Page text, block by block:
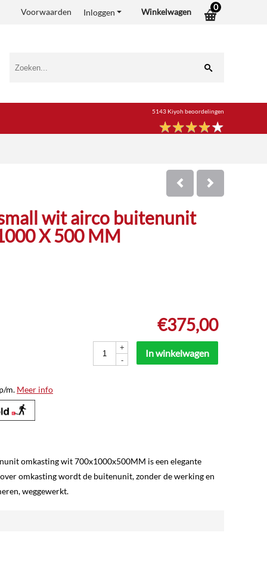
Winkelwagen 0
Inloggen
Voorwaarden
5143 Kiyoh beoordelingen
★★★★★
★★★★★
wit airco buitenunit
X 500 MM
€375,00
+
-
In winkelwagen
p/m. Meer info
omkasting wit 700x1000x500MM is een elegante
omkasting wordt de buitenunit, zonder de werking en
weggewerkt.